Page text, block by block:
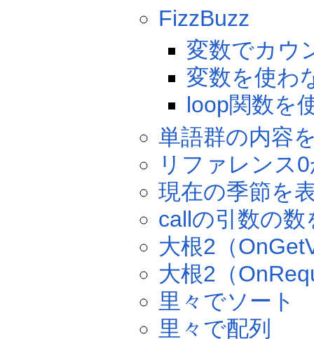
FizzBuzz
変数でカウ
変数を使わ
loop関数を
単語群の内容
リファレンス
現在の季節を
callの引数の
大根2（
大根2（
里々でソート
里々で配列